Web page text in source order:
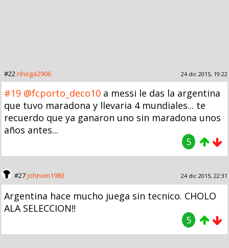
#22 rihoga2906 24 dic 2015, 19:22
#19 @fcporto_deco10 a messi le das la argentina
que tuvo maradona y llevaria 4 mundiales... te
recuerdo que ya ganaron uno sin maradona unos
años antes...
5
#27johnxm1983 24 dic 2015, 22:31
Argentina hace mucho juega sin tecnico. CHOLO
ALA SELECCION!!
5